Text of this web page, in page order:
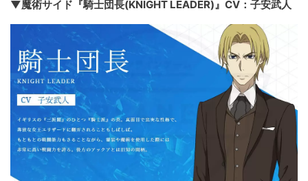
▼魔術サイド『騎士団長(KNIGHT LEADER)』CV：子安武人